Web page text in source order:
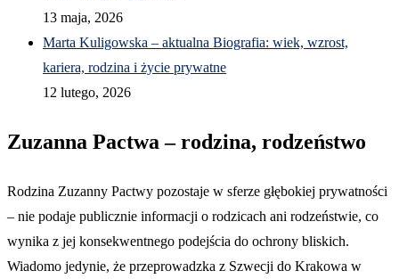
13 maja, 2026
Marta Kuligowska – aktualna Biografia: wiek, wzrost,
kariera, rodzina i życie prywatne
12 lutego, 2026
Zuzanna Pactwa – rodzina, rodzeństwo
Rodzina Zuzanny Pactwy pozostaje w sferze głębokiej prywatności
– nie podaje publicznie informacji o rodzicach ani rodzeństwie, co
wynika z jej konsekwentnego podejścia do ochrony bliskich.
Wiadomo jedynie, że przeprowadzka z Szwecji do Krakowa w